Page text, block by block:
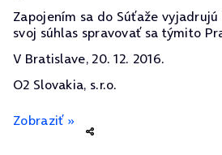
Zapojením sa do Súťaže
svoj súhlas spravovať sa týmito
V Bratislave, 20. 12. 2016.
O2 Slovakia, s.r.o.
Zobraziť »